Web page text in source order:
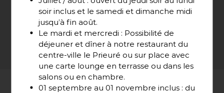
N OUVEL
U N A T O
soir inclus et le samedi et dimanche midi
jusqu’à fin août.
Le mardi et mercredi : Possibilité de
déjeuner et dîner à notre restaurant du
centre-ville le Prieuré ou sur place avec
une carte lounge en terrasse ou dans les
salons ou en chambre.
01 septembre au 01 novembre inclus : du